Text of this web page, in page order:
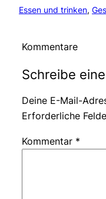
Essen und trinken,
Kommentare
Schreibe
Deine E-Mail-
Erforderliche
Kommentar *